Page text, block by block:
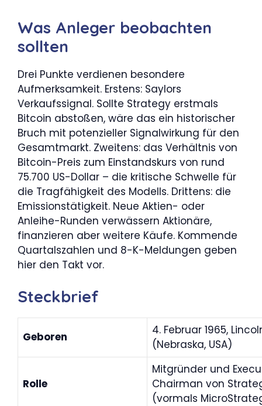
Was Anleger beobachten
sollten
Drei Punkte verdienen besondere
Aufmerksamkeit. Erstens: Saylors
Verkaufssignal. Sollte Strategy erstmals
Bitcoin abstoßen, wäre das ein historischer
Bruch mit potenzieller Signalwirkung für den
Gesamtmarkt. Zweitens: das Verhältnis von
Bitcoin-Preis zum Einstandskurs von rund
75.700 US-Dollar – die kritische Schwelle für
die Tragfähigkeit des Modells. Drittens: die
Emissionstätigkeit. Neue Aktien- oder
Anleihe-Runden verwässern Aktionäre,
finanzieren aber weitere Käufe. Kommende
Quartalszahlen und 8-K-Meldungen geben
hier den Takt vor.
Steckbrief
Geboren
4. Februar 1965,
(Nebraska, USA)
Rolle
Mitgründer und
Chairman von
(vormals